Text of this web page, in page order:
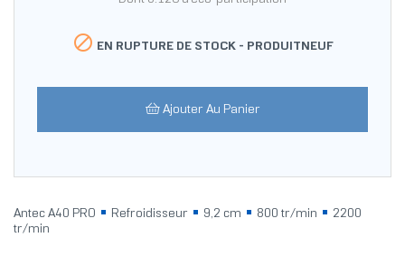
 EN RUPTURE DE STOCK - PRODUITNEUF
Ajouter Au Panier
Antec A40 PRO Refroidisseur 9,2 cm 800 tr/min
2200
tr/min